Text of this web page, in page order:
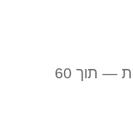
סיפור אישי, שיטה, המלצות — תוך 60